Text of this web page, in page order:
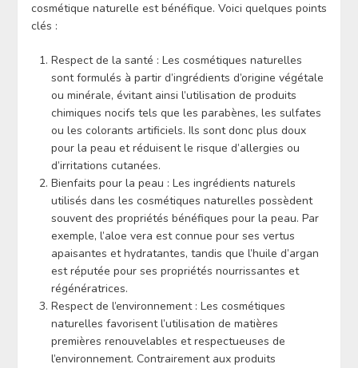
cosmétique naturelle est bénéfique. Voici quelques points
clés :
Respect de la santé : Les cosmétiques naturelles
sont formulés à partir d’ingrédients d’origine végétale
ou minérale, évitant ainsi l’utilisation de produits
chimiques nocifs tels que les parabènes, les sulfates
ou les colorants artificiels. Ils sont donc plus doux
pour la peau et réduisent le risque d’allergies ou
d’irritations cutanées.
Bienfaits pour la peau : Les ingrédients naturels
utilisés dans les cosmétiques naturelles possèdent
souvent des propriétés bénéfiques pour la peau. Par
exemple, l’aloe vera est connue pour ses vertus
apaisantes et hydratantes, tandis que l’huile d’argan
est réputée pour ses propriétés nourrissantes et
régénératrices.
Respect de l’environnement : Les cosmétiques
naturelles favorisent l’utilisation de matières
premières renouvelables et respectueuses de
l’environnement. Contrairement aux produits